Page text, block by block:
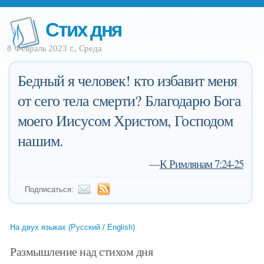
Стих дня
8 Февраль 2023 г., Среда
Бедный я человек! кто избавит меня
от сего тела смерти? Благодарю Бога
моего Иисусом Христом, Господом
нашим.
—К Римлянам 7:24-25
Подписаться:
На двух языках (Русский / English)
Размышление над стихом дня